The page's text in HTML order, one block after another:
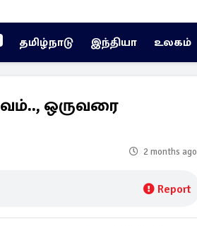
தமிழ்நாடு இந்தியா உலகம்
ஒருவரை
2 months ago
Report